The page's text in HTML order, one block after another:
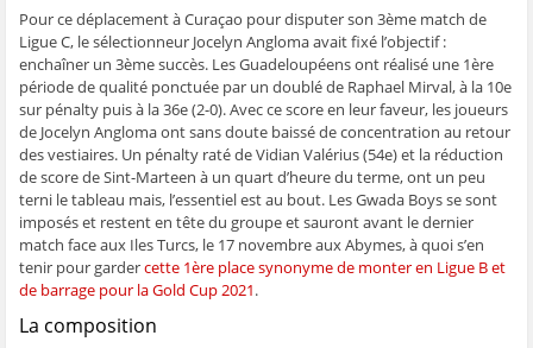
s
u
n
e
n
o
u
v
e
l
l
e
f
e
n
ê
t
r
e
)
n
e
n
o
u
v
e
l
l
e
e
n
ê
t
r
e
)
u
n
e
n
o
u
v
e
l
l
f
e
n
ê
t
r
e
n
o
u
v
e
l
l
e
f
e
ê
t
r
e
)
d
a
n
s
u
n
e
n
o
u
v
l
l
e
f
e
n
ê
Pour ce déplacement à Curaçao pour disputer son 3ème match de
Ligue C, le sélectionneur Jocelyn Angloma avait fixé l’objectif :
enchaîner un 3ème succès. Les Guadeloupéens ont réalisé une 1ère
période de qualité ponctuée par un doublé de Raphael Mirval, à la 10e
sur pénalty puis à la 36e (2-0). Avec ce score en leur faveur, les joueurs
de Jocelyn Angloma ont sans doute baissé de concentration au retour
des vestiaires. Un pénalty raté de Vidian Valérius (54e) et la réduction
de score de Sint-Marteen à un quart d’heure du terme, ont un peu
terni le tableau mais, l’essentiel est au bout. Les Gwada Boys se sont
imposés et restent en tête du groupe et sauront avant le dernier
match face aux Iles Turcs, le 17 novembre aux Abymes, à quoi s’en
tenir pour gardercette 1ère place synonyme de monter en Ligue B et
de barrage pour la Gold Cup 2021.
La composition